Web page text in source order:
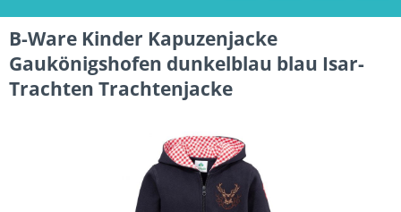
B-Ware Kinder Kapuzenjacke
Gaukönigshofen dunkelblau blau Isar-
Trachten Trachtenjacke